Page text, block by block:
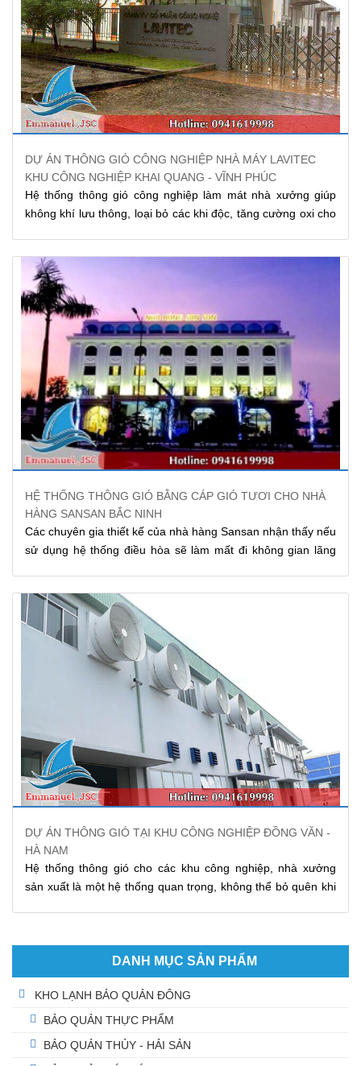
DỰ ÁN THÔNG GIÓ CÔNG NGHIỆP NHÀ MÁY LAVITEC
KHU CÔNG NGHIỆP KHAI QUANG - VĨNH PHÚC
Hệ thống thông gió công nghiệp làm mát nhà xưởng giúp
không khí lưu thông, loại bỏ các khi độc, tăng cường oxi cho
công nghệ LAVITEC đã lựa chọn Emmanuel cung cấp giải
pháp thông gió nhà xưởng cho nhà máy Lavitec tại KCN
Khai Quang – Vĩnh Phúc.
HỆ THỐNG THÔNG GIÓ BẰNG CÁP GIÓ TƯƠI CHO NHÀ
HÀNG SANSAN BẮC NINH
Các chuyên gia thiết kế của nhà hàng Sansan nhận thấy nếu
sử dụng hệ thống điều hòa sẽ làm mất đi không gian lãng
nhà hàng. Thiết kế này giúp không khí trong nhà hàng được
lưu thông, không có sự ngột ngạt ngay cả lúc đông người
DỰ ÁN THÔNG GIÓ TẠI KHU CÔNG NGHIỆP ĐỒNG VĂN -
HÀ NAM
Hệ thống thông gió cho các khu công nghiệp, nhà xưởng
sản xuất là một hệ thống quan trọng, không thể bỏ quên khi
nhân lớn. Và khu công nghiệp Đồng Văn - Hà Nam chính là
một điển hình lắp đặt hệ thốngthông gió nhà xưởngmà
Emmanuel đã hỗ trợ.
DANH MỤC SẢN PHẨM
KHO LẠNH BẢO QUẢN ĐÔNG
BẢO QUẢN THỰC PHẨM
BẢO QUẢN THỦY - HẢI SẢN